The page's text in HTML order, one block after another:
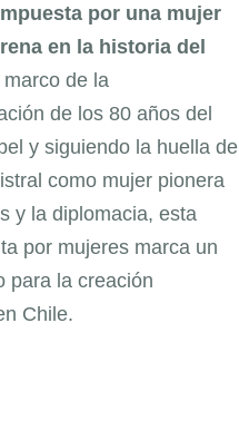
por una mujer
en la historia del
marco de la
de los 80 años del
y siguiendo la huella de
como mujer pionera
y la diplomacia, esta
por mujeres marca un
para la creación
Chile.